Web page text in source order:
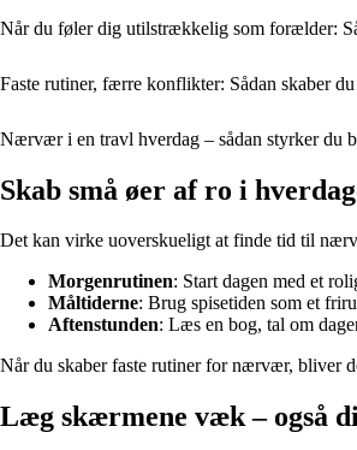
Når du føler dig utilstrækkelig som forælder:
Faste rutiner, færre konflikter: Sådan skaber
Nærvær i en travl hverdag – sådan styrker du
Skab små øer af ro i
Det kan virke uoverskueligt at finde tid til
Morgenrutinen: Start dagen med et
Måltiderne: Brug spisetiden som et
Aftenstunden: Læs en bog, tal om
Når du skaber faste rutiner for nærvær, bliver
Læg skærmene væk – også